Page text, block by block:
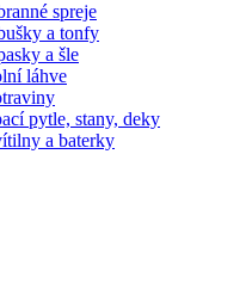
spreje
a tonfy
a šle
láhve
pytle, stany, deky
a baterky